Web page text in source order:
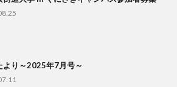
より～2025年7月号～